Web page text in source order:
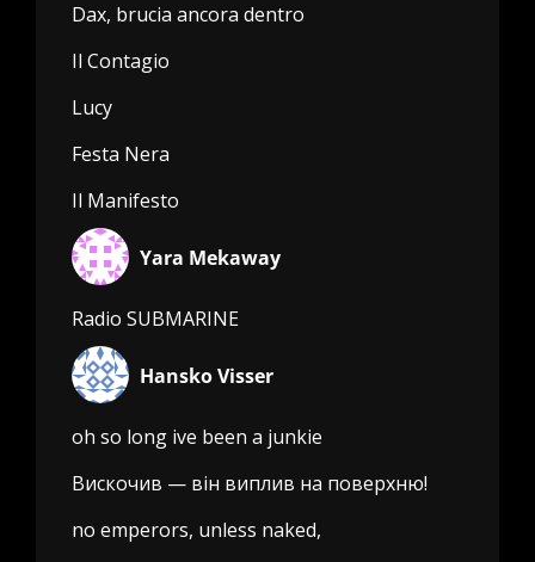
Dax, brucia ancora dentro
Il Contagio
Lucy
Festa Nera
Il Manifesto
Yara Mekaway
Radio SUBMARINE
Hansko Visser
oh so long ive been a junkie
Вискочив — він виплив на поверхню!
no emperors, unless naked,